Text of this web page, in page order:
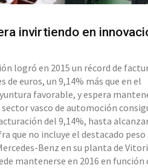
invirtiendo en
logró en 2015 un récord de
de euros, un 9,14% más que en el
favorable, y espera
vasco de automoción
del 9,14%, hasta
que no incluye el destacado peso
Benz en su planta de
mantenerse en 2016 en función